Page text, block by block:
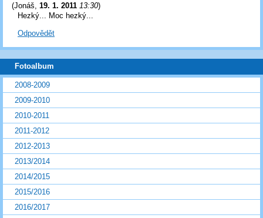
(Jonáš 19. 1. 2011 13:30)
Hezký... Moc hezký...
Odpovědět
Fotoalbum
2008-2009
2009-2010
2010-2011
2011-2012
2012-2013
2013/2014
2014/2015
2015/2016
2016/2017